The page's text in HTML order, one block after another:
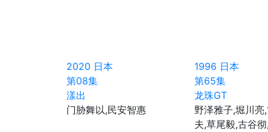
2020 日本
第08集
漾出
门胁舞以,民安智惠
1996 日本
第65集
龙珠GT
野泽雅子,堀川亮
夫,草尾毅,古谷